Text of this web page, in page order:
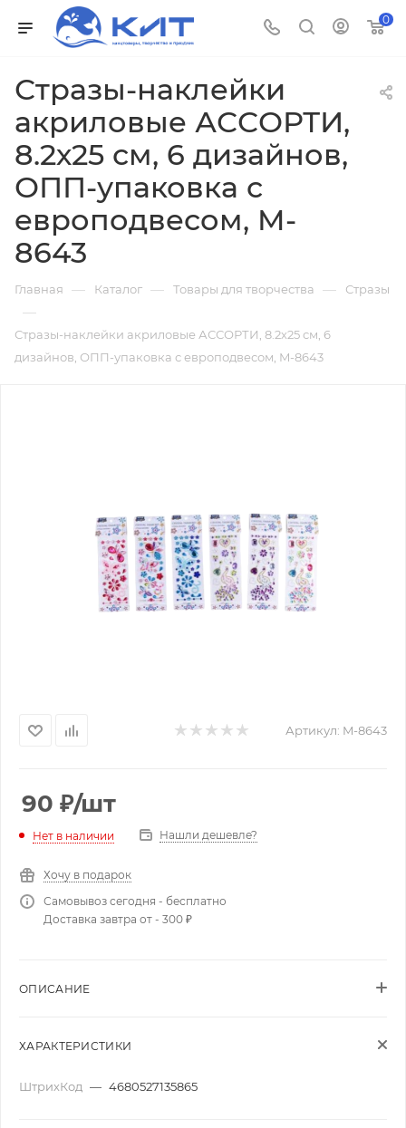
0
Стразы-наклейки
акриловые АССОРТИ,
8.2х25 см, 6 дизайнов,
ОПП-упаковка с
европодвесом, M-
8643
Главная — Каталог — Товары для творчества — Стразы
—
Стразы-наклейки акриловые АССОРТИ, 8.2х25 см, 6
дизайнов, ОПП-упаковка с европодвесом, M-8643
Артикул: M-8643
90 ₽/шт
Нет в наличии Нашли дешевле?
Хочу в подарок
Самовывоз сегодня - бесплатно
Доставка завтра от - 300 ₽
ОПИСАНИЕ
ХАРАКТЕРИСТИКИ
ШтрихКод — 4680527135865